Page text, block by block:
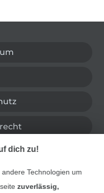
dich zu!
Technologien um
zuverlässig,